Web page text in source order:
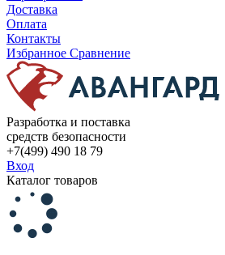
Доставка
Оплата
Контакты
Избранное Сравнение
Разработка и поставка
средств безопасности
+7(499) 490 18 79
Вход
Каталог товаров